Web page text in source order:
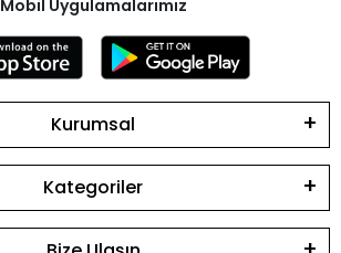
Mobil Uygulamalarımız
Kurumsal
Kategoriler